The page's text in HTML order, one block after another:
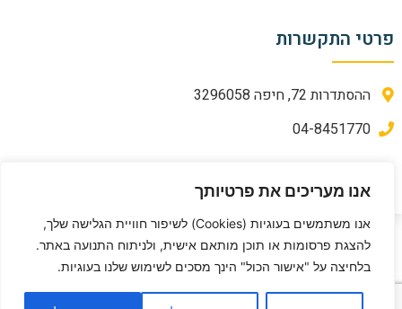
אנו מעריכים את פרטיותך
אנו משתמשים בעוגיות (Cookies) לשיפור חוויית הגלישה שלך,
להצגת פרסומות או תוכן מותאם אישית, ולניתוח התנועה באתר.
בלחיצה על "אישור הכול" הינך מסכים לשימוש שלנו בעוגיות.
פרטי התקשרות
ההסתדרות 72, חיפה 3296058
04-8451770
בניית אתרים - בראש שיווק ופרסום
© כל הזכויות שמורות ל-Bgate פתרונות תוכנה בע”מ